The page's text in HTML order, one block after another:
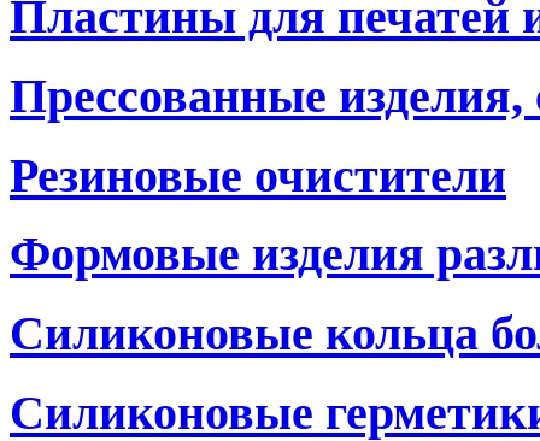
Пластины для печатей
Прессованные
Резиновые очистители
Формовые изделия
Силиконовые кольца
Силиконовые